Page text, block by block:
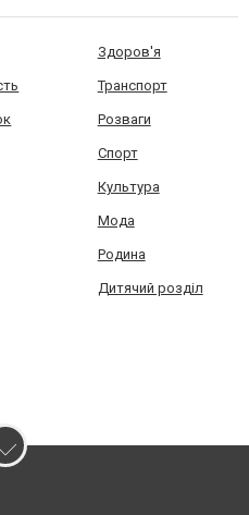
Здоров'я
Транспорт
Розваги
Спорт
Культура
Мода
Родина
Дитячий розділ